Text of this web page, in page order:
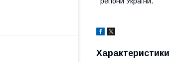
Характеристики